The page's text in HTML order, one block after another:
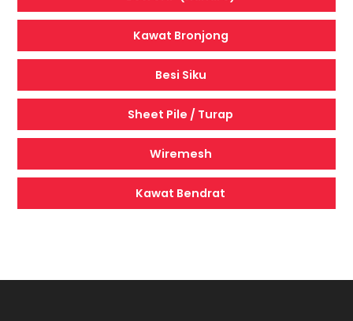
Kawat Bronjong
Besi Siku
Sheet Pile / Turap
Wiremesh
Kawat Bendrat